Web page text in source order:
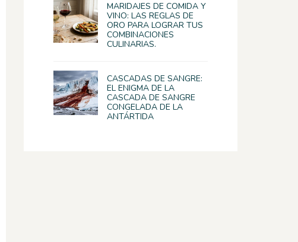
MARIDAJES DE COMIDA Y
VINO: LAS REGLAS DE
ORO PARA LOGRAR TUS
COMBINACIONES
CULINARIAS.
CASCADAS DE SANGRE:
EL ENIGMA DE LA
CASCADA DE SANGRE
CONGELADA DE LA
ANTÁRTIDA